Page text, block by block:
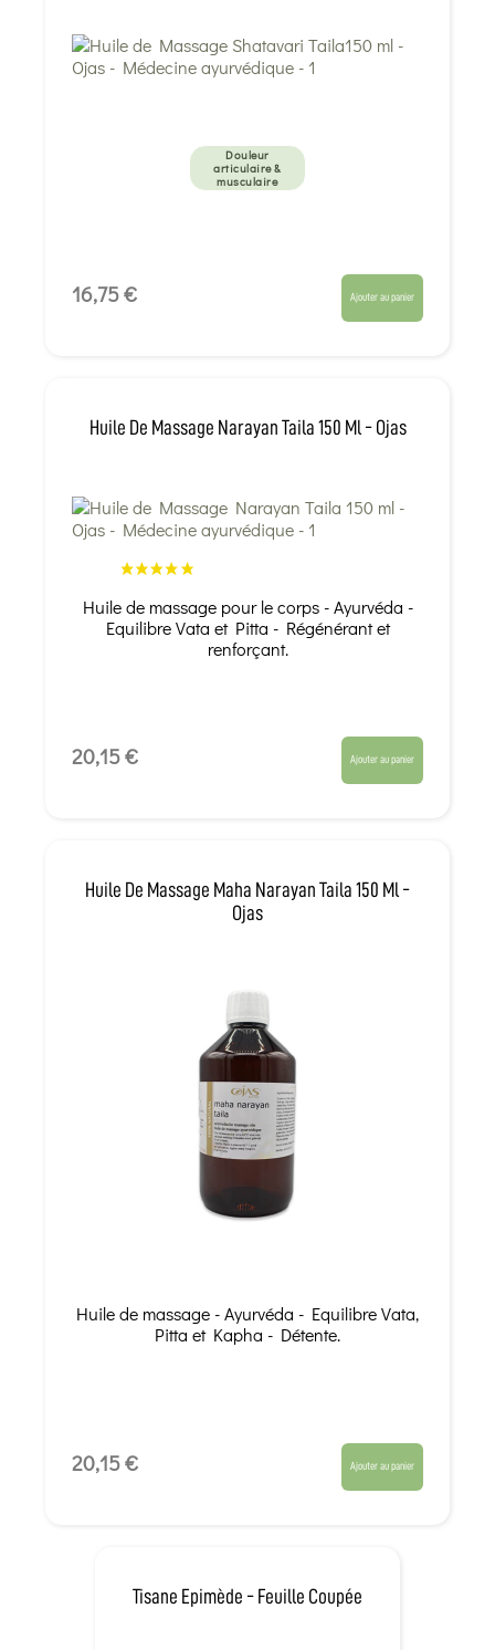
Douleur
articulaire &
musculaire
16,75 € Ajouter au panier
Huile De Massage Narayan Taila 150 Ml - Ojas
Huile de massage pour le corps - Ayurvéda -
Equilibre Vata et Pitta - Régénérant et
renforçant.
20,15 € Ajouter au panier
Huile De Massage Maha Narayan Taila 150 Ml -
Ojas
Huile de massage - Ayurvéda - Equilibre Vata,
Pitta et Kapha - Détente.
20,15 € Ajouter au panier
Tisane Epimède - Feuille Coupée